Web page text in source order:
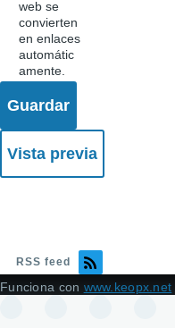
web se
convierten
en enlaces
automátic
amente.
RSS feed
Funciona con www.keopx.net